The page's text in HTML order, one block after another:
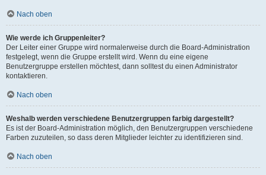
Nach oben
Wie werde ich Gruppenleiter?
Der Leiter einer Gruppe wird normalerweise durch die Board-Administration
festgelegt, wenn die Gruppe erstellt wird. Wenn du eine eigene
Benutzergruppe erstellen möchtest, dann solltest du einen Administrator
kontaktieren.
Nach oben
Weshalb werden verschiedene Benutzergruppen farbig dargestellt?
Es ist der Board-Administration möglich, den Benutzergruppen verschiedene
Farben zuzuteilen, so dass deren Mitglieder leichter zu identifizieren sind.
Nach oben